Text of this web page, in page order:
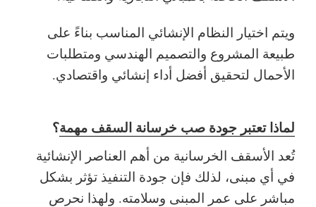
ويتم اختيار النظام الإنشائي المناسب بناءً على
طبيعة المشروع والتصميم الهندسي ومتطلبات
الأحمال لتحقيق أفضل أداء إنشائي واقتصادي.
لماذا تعتبر جودة صب خرسانة السقف مهمة؟
تُعد الأسقف الخرسانية من أهم العناصر الإنشائية
في أي مبنى، لذلك فإن جودة التنفيذ تؤثر بشكل
مباشر على عمر المبنى وسلامته. ولهذا نحرص